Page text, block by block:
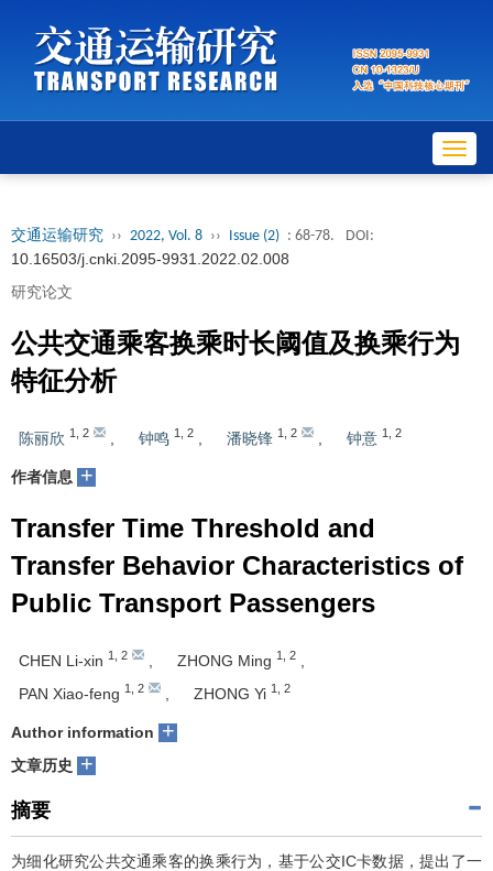
交通运输研究 ›› 2022, Vol. 8 ›› Issue (2) : 68-78. DOI:
10.16503/j.cnki.2095-9931.2022.02.008
研究论文
公共交通乘客换乘时长阈值及换乘行为
特征分析
陈丽欣 1, 2 钟鸣 1, 2 潘晓锋 1, 2 钟意 1, 2
作者信息 +
Transfer Time Threshold and
Transfer Behavior Characteristics of
Public Transport Passengers
CHEN Li-xin 1, 2 ZHONG Ming 1, 2
PAN Xiao-feng 1, 2 ZHONG Yi 1, 2
Author information +
文章历史 +
摘要
为细化研究公共交通乘客的换乘行为，基于公交IC卡数据，提出了一